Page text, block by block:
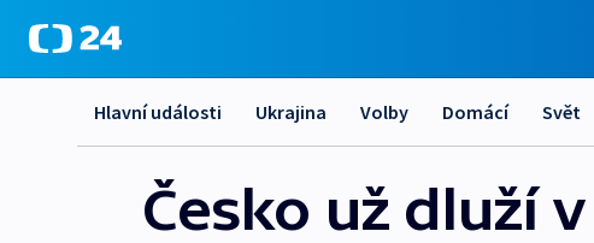
Hlavní události Ukrajina Volby Domácí Svět
Česko už dluží